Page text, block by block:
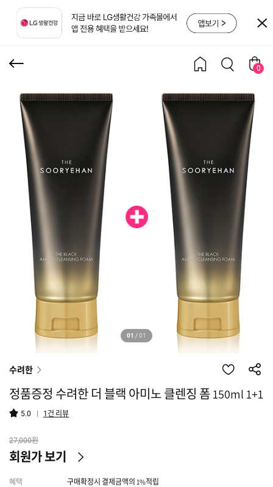
0
아미노 클렌징 폼 150ml
01 /01
수려한
정품증정 수려한 더 블랙 아미노 클렌징 폼 150ml 1+1
5.0 1 건 리뷰
27,000원
회원가 보기
혜택
구매확정시 결제금액의 1%적립